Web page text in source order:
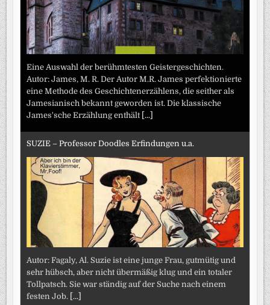
Eine Auswahl der berühmtesten Geistergeschichten.
Autor: James, M. R. Der Autor M.R. James perfektionierte
eine Methode des Geschichtenerzählens, die seither als
Jamesianisch bekannt geworden ist. Die klassische
James'sche Erzählung enthält [...]
SUZIE – Professor Doodles Erfindungen u.a.
Autor: Fagaly, Al. Suzie ist eine junge Frau, gutmütig und
sehr hübsch, aber nicht übermäßig klug und ein totaler
Tollpatsch. Sie war ständig auf der Suche nach einem
festen Job. [...]